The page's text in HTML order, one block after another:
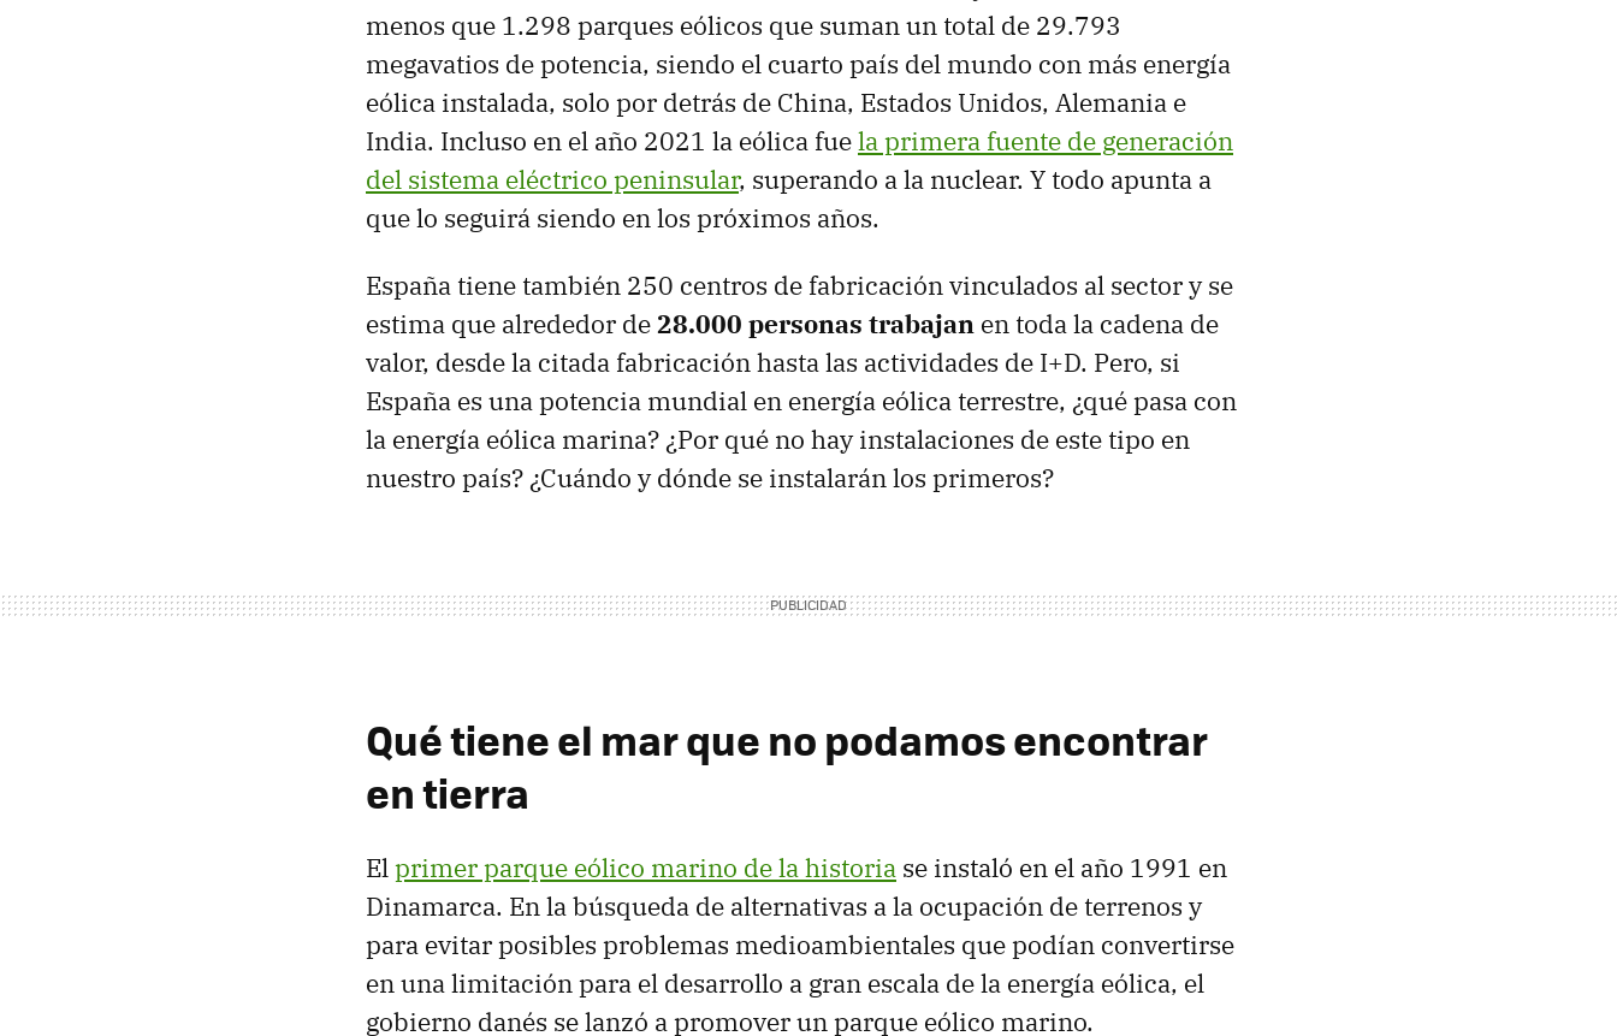
menos que 1.298 parques eólicos que suman un total de 29.793
megavatios de potencia, siendo el cuarto país del mundo con más energía
eólica instalada, solo por detrás de China, Estados Unidos, Alemania e
India. Incluso en el año 2021 la eólica fuela primera fuente de generación
del sistema eléctrico peninsular, superando a la nuclear. Y todo apunta a
que lo seguirá siendo en los próximos años.
España tiene también 250 centros de fabricación vinculados al sector y se
estima que alrededor de28.000 personas trabajan en toda la cadena de
valor, desde la citada fabricación hasta las actividades de I+D. Pero, si
España es una potencia mundial en energía eólica terrestre, ¿qué pasa con
la energía eólica marina? ¿Por qué no hay instalaciones de este tipo en
nuestro país? ¿Cuándo y dónde se instalarán los primeros?
Qué tiene el mar que no podamos encontrar
en tierra
Elprimer parque eólico marino de la historia se instaló en el año 1991 en
Dinamarca. En la búsqueda de alternativas a la ocupación de terrenos y
para evitar posibles problemas medioambientales que podían convertirse
en una limitación para el desarrollo a gran escala de la energía eólica, el
gobierno danés se lanzó a promover un parque eólico marino.